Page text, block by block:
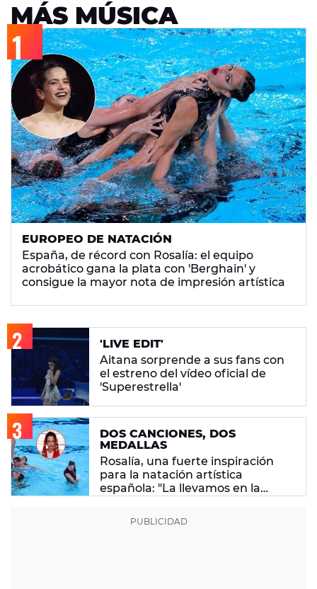
MÁS MÚSICA
EUROPEO DE NATACIÓN
España, de récord con Rosalía: el equipo
acrobático gana la plata con 'Berghain' y
consigue la mayor nota de impresión artística
'LIVE EDIT'
Aitana sorprende a sus fans con
el estreno del vídeo oficial de
'Superestrella'
DOS CANCIONES, DOS
MEDALLAS
Rosalía, una fuerte inspiración
para la natación artística
española: "La llevamos en la